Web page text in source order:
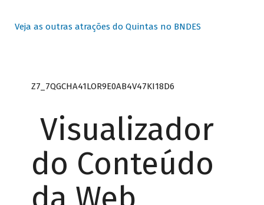
Veja as outras atrações do Quintas no BNDES
Z7_7QGCHA41LOR9E0AB4V47KI18D6
Visualizador
do Conteúdo